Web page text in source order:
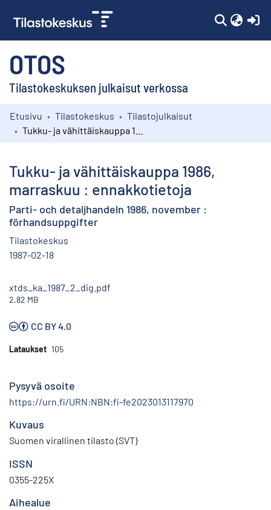
OTOS
Tilastokeskuksen julkaisut verkossa
Kokoelmat
Etusivu Tilastokeskus
Tilastojulkaisut
Tukku- ja vähittäiskauppa 1986,
marraskuu : ennakkotietoja
Parti- och detaljhandeln 1986, november :
förhandsuppgifter
Tilastokeskus
1987-02-18
xtds_ka_1987_2_dig.pdf
2.82 MB
CC BY 4.0
Lataukset 105
Pysyvä osoite
https://urn.fi/URN:NBN:fi-fe2023013117970
Kuvaus
Suomen virallinen tilasto (SVT)
ISSN
0355-225X
Aihealue